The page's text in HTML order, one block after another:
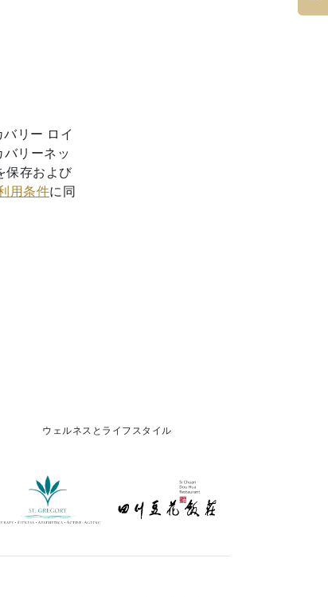
リー ロイ
リーネッ
保存および
用条件に同
ウェルネスとライフスタイル